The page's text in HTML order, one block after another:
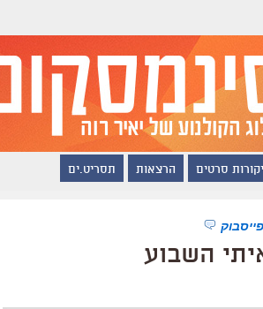
סרטים הרצאות תסריט.ים
השבוע